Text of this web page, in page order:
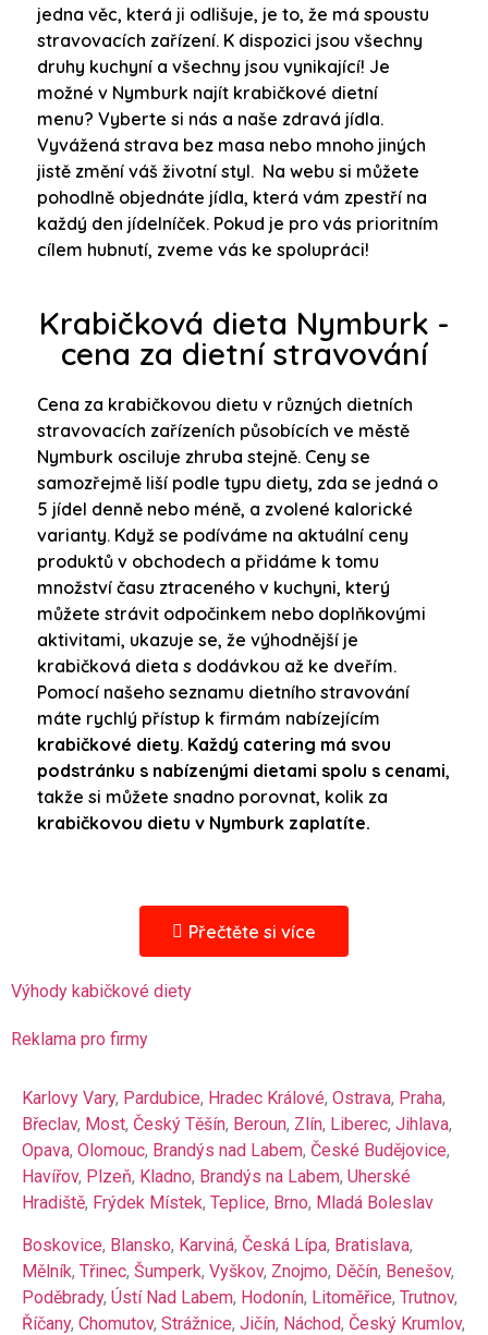
jedna věc, která ji odlišuje, je to, že má spoustu
stravovacích zařízení. K dispozici jsou všechny
druhy kuchyní a všechny jsou vynikající! Je
možné v Nymburk najít krabičkové dietní
menu? Vyberte si nás a naše zdravá jídla.
Vyvážená strava bez masa nebo mnoho jiných
jistě změní váš životní styl. Na webu si můžete
pohodlně objednáte jídla, která vám zpestří na
každý den jídelníček. Pokud je pro vás prioritním
cílem hubnutí, zveme vás ke spolupráci!
Krabičková dieta Nymburk -
cena za dietní stravování
Cena za krabičkovou dietu v různých dietních
stravovacích zařízeních působících ve městě
Nymburk osciluje zhruba stejně. Ceny se
samozřejmě liší podle typu diety, zda se jedná o
5 jídel denně nebo méně, a zvolené kalorické
varianty. Když se podíváme na aktuální ceny
produktů v obchodech a přidáme k tomu
množství času ztraceného v kuchyni, který
můžete strávit odpočinkem nebo doplňkovými
aktivitami, ukazuje se, že výhodnější je
krabičková dieta s dodávkou až ke dveřím.
Pomocí našeho seznamu dietního stravování
máte rychlý přístup k firmám nabízejícím
krabičkové diety. Každý catering má svou
podstránku s nabízenými dietami spolu s cenami,
takže si můžete snadno porovnat, kolik za
krabičkovou dietu v Nymburk zaplatíte.
Krabičková dieta Nymburk
dietu, určitě chcete znát názory ostatních
hodnocenému cateringu. Pokud Nymburk není v
nabídce firmy, její vizitka se v tomto katalogu
neobjeví.
Hledáte recenze na krabičkové diety? Všechny
cateringových společnostech, zde budou brzy k
dispozici. Pokud chcete poslat svůj názor,
kontaktujte nás!
Přečtěte si více
Výhody kabičkové diety
Reklama pro firmy
Karlovy Vary, Pardubice, Hradec Králové, Ostrava, Praha,
Břeclav, Most, Český Těšín, Beroun, Zlín, Liberec, Jihlava,
Opava, Olomouc, Brandýs nad Labem, České Budějovice,
Havířov, Plzeň, Kladno, Brandýs na Labem, Uherské
Hradiště, Frýdek Místek, Teplice, Brno, Mladá Boleslav
Boskovice, Blansko, Karviná, Česká Lípa, Bratislava,
Mělník, Třinec, Šumperk, Vyškov, Znojmo, Děčín, Benešov,
Poděbrady, Ústí Nad Labem, Hodonín, Litoměřice, Trutnov,
Říčany, Chomutov, Strážnice, Jičín, Náchod, Český Krumlov,